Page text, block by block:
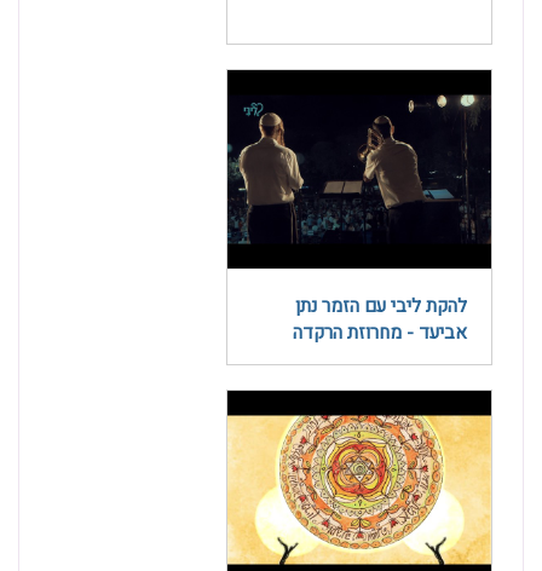
להקת ליבי עם הזמר נתן
אביעד - מחרוזת הרקדה